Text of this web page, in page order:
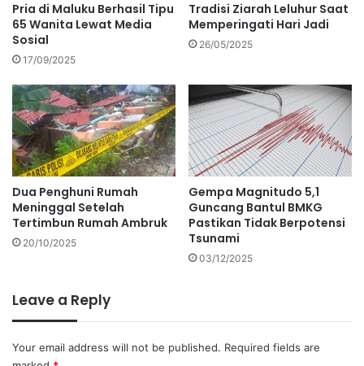
Pria di Maluku Berhasil Tipu
65 Wanita Lewat Media
Sosial
17/09/2025
Tradisi Ziarah Leluhur Saat
Memperingati Hari Jadi
26/05/2025
Dua Penghuni Rumah
Meninggal Setelah
Tertimbun Rumah Ambruk
20/10/2025
Gempa Magnitudo 5,1
Guncang Bantul BMKG
Pastikan Tidak Berpotensi
Tsunami
03/12/2025
Leave a Reply
Your email address will not be published. Required fields are